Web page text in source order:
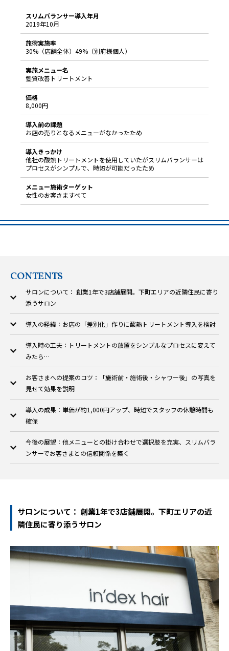
スリムバランサー導入年月
2019年10月
施術実施率
30%（店舗全体）49%（別府様個人）
実施メニュー名
髪質改善トリートメント
価格
8,000円
導入前の課題
お店の売りとなるメニューがなかったため
導入きっかけ
他社の酸熱トリートメントを使用していたがスリムバランサーは
プロセスがシンプルで、時短が可能だったため
メニュー施術ターゲット
女性のお客さますべて
CONTENTS
サロンについて： 創業1年で3店舗展開。下町エリアの近隣住民に寄り
添うサロン
導入の経緯：お店の「差別化」作りに酸熱トリートメント導入を検討
導入時の工夫：トリートメントの放置をシンプルなプロセスに変えて
みたら…
お客さまへの提案のコツ：「施術前・施術後・シャワー後」の写真を
見せて効果を説明
導入の成果：単価が約1,000円アップ、時短でスタッフの休憩時間も
確保
今後の展望：他メニューとの掛け合わせで選択肢を充実、スリムバラ
ンサーでお客さまとの信頼関係を築く
サロンについて： 創業1年で3店舗展開。下町エリアの近
隣住民に寄り添うサロン